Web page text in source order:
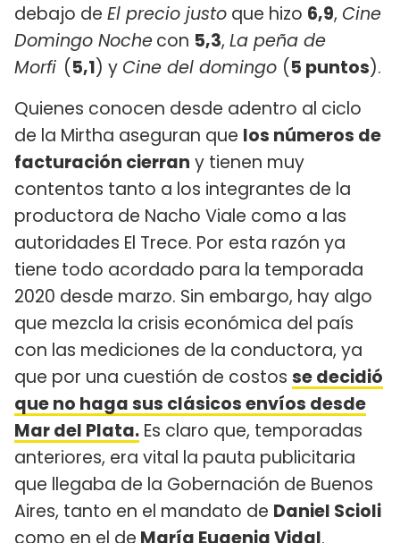
debajo de El precio justo que hizo 6,9, Cine
Domingo Nochecon 5,3, La peña de
Morfi (5,1) y Cine del domingo (5 puntos).
Quienes conocen desde adentro al ciclo
de la Mirtha aseguran que los números de
facturación cierran y tienen muy
contentos tanto a los integrantes de la
productora de Nacho Viale como a las
autoridades El Trece. Por esta razón ya
tiene todo acordado para la temporada
2020 desde marzo. Sin embargo, hay algo
que mezcla la crisis económica del país
con las mediciones de la conductora, ya
que por una cuestión de costos se decidió
que no haga sus clásicos envíos desde
Mar del Plata. Es claro que, temporadas
anteriores, era vital la pauta publicitaria
que llegaba de la Gobernación de Buenos
Aires, tanto en el mandato de Daniel Scioli
como en el de María Eugenia Vidal.